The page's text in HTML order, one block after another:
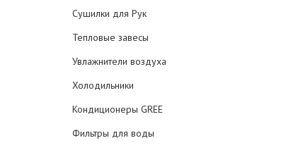
Сушилки для Рук
Тепловые завесы
Увлажнители воздуха
Холодильники
Кондиционеры GREE
Фильтры для воды